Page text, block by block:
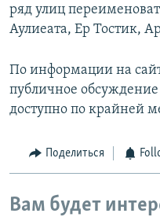
ряд улиц
Аулиеата, Ер Тостик,
По информации на
публичное
доступно по крайней
Поделиться
Вам будет